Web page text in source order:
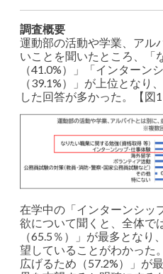
調査概要
運動部の活動や学業、アル
いことを聞いたところ、「
（41.0%）」「インターン
（39.1%）」が上位となり
した回答が多かった。【図1
在学中の「インターンシッ
欲について聞くと、全体で
（65.5％）」が最多とな
望していることがわかった
広げるため（57.2%）」が